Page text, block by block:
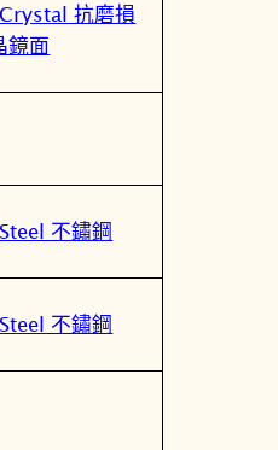
抗磨損
鏡面
不鏽鋼
不鏽鋼